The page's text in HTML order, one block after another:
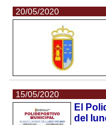
20/05/2020
15/05/2020
El
del